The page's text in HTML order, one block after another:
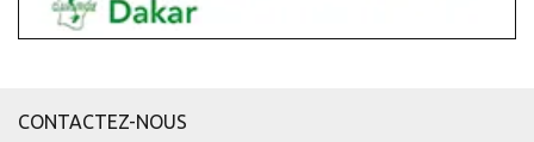
CONTACTEZ-NOUS